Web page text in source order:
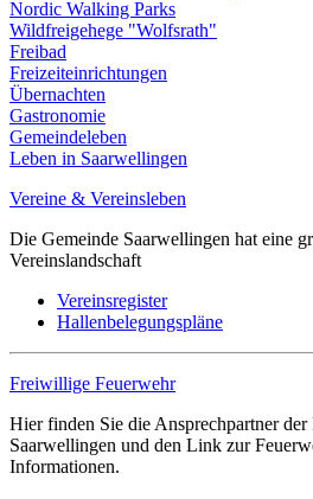
Nordic Walking Parks
Wildfreigehege "Wolfsrath"
Freibad
Freizeiteinrichtungen
Übernachten
Gastronomie
Gemeindeleben
Leben in Saarwellingen
Vereine & Vereinsleben
Die Gemeinde Saarwellingen hat eine
Vereinslandschaft
Vereinsregister
Hallenbelegungspläne
Freiwillige Feuerwehr
Hier finden Sie die Ansprechpartner
Saarwellingen und den Link zur
Informationen.